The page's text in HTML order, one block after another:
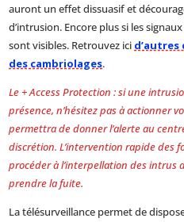
auront un effet dissuasif et
d’intrusion. Encore plus si les
sont visibles. Retrouvez ici
des cambriolages.
Le + Access Protection : si une
présence, n’hésitez pas à actionner
permettra de donner l’alerte au
discrétion. L’intervention rapide des
procéder à l’interpellation des intrus
prendre la fuite.
La télésurveillance permet de